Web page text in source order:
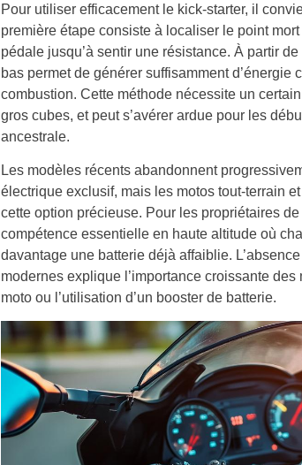
Pour utiliser efficacement le kick-starter, il
première étape consiste à localiser le point
pédale jusqu’à sentir une résistance. À partir
bas permet de générer suffisamment
combustion. Cette méthode nécessite un
gros cubes, et peut s’avérer ardue pour les
ancestrale.
Les modèles récents abandonnent
électrique exclusif, mais les motos tout-terrain
cette option précieuse. Pour les propriétaires
compétence essentielle en haute altitude où
davantage une batterie déjà affaiblie.
modernes explique l’importance croissante
moto ou l’utilisation d’un booster de batterie.